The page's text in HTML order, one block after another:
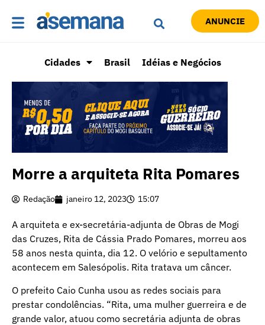
ANUNCIE
Cidades Brasil Idéias e Negócios
Morre a arquiteta Rita Pomares
Redação janeiro 12, 2023 15:07
A arquiteta e ex-secretária-adjunta de Obras de Mogi
das Cruzes, Rita de Cássia Prado Pomares, morreu aos
58 anos nesta quinta, dia 12. O velório e sepultamento
acontecem em Salesópolis. Rita tratava um câncer.
O prefeito Caio Cunha usou as redes sociais para
prestar condolências. “Rita, uma mulher guerreira e de
grande valor, atuou como secretária adjunta de obras